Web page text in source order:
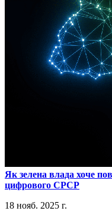
​Як зелена влада хоче
цифрового СРСР
18 нояб. 2025 г.